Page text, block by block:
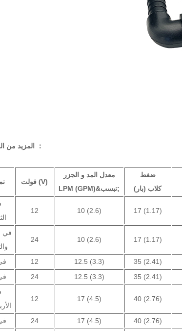
المزيد من الموديلات ：
فولت (V)
معدل المد و الجزر
LPM (GPM)&نبسب;
ضغط
كلاب (بار)
12 10 (2.6) 17 (1.17)
في
24 10 (2.6) 17 (1.17)
في 12 12.5 (3.3) 35 (2.41)
24 12.5 (3.3) 35 (2.41)
12 17 (4.5) 40 (2.76)
24 17 (4.5) 40 (2.76)